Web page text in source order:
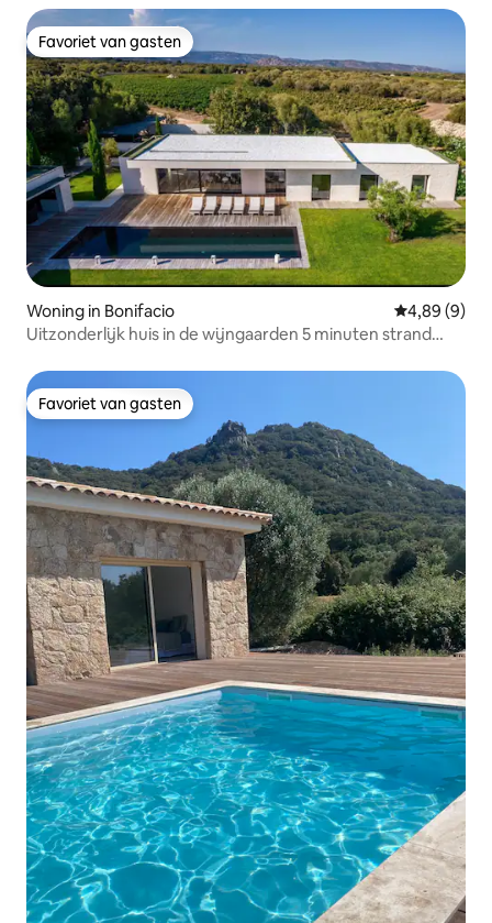
Favoriet van gasten
Favoriet van gasten
Woning in Bonifacio Gemiddelde
4,89 (9)
Uitzonderlijk huis in de wijngaarden 5 minuten strand
Favoriet van gasten
Favoriet van gasten